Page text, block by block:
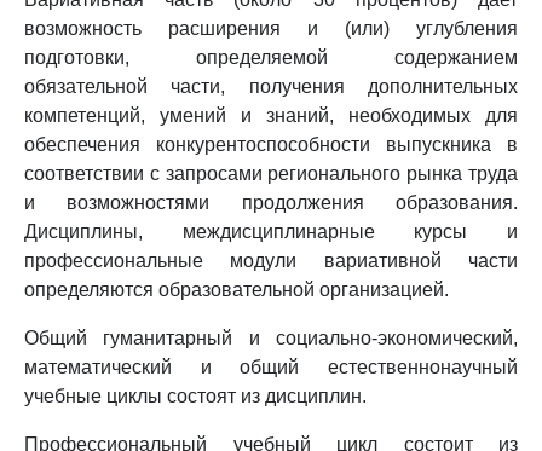
возможность расширения и (или) углубления
подготовки, определяемой содержанием
обязательной части, получения дополнительных
компетенций, умений и знаний, необходимых для
обеспечения конкурентоспособности выпускника в
соответствии с запросами регионального рынка труда
и возможностями продолжения образования.
Дисциплины, междисциплинарные курсы и
профессиональные модули вариативной части
определяются образовательной организацией.
Общий гуманитарный и социально-экономический,
математический и общий естественнонаучный
учебные циклы состоят из дисциплин.
Профессиональный учебный цикл состоит из